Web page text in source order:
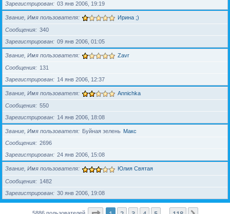
Зарегистрирован
03 янв 2006, 19:19
Звание, Имя пользователя Ирина ;)
Сообщения
340
Зарегистрирован
09 янв 2006, 01:05
Звание, Имя пользователя Zavr
Сообщения
131
Зарегистрирован
14 янв 2006, 12:37
Звание, Имя пользователя Annichka
Сообщения
550
Зарегистрирован
14 янв 2006, 18:08
Звание, Имя пользователя Буйная зелень Макс
Сообщения
2696
Зарегистрирован
24 янв 2006, 15:08
Звание, Имя пользователя Юлия Святая
Сообщения
1482
Зарегистрирован
30 янв 2006, 19:08
5886 пользователей